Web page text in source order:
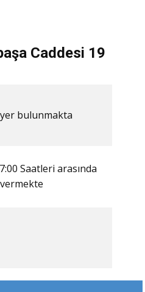
Caddesi 19
bulunmakta
Saatleri arasında